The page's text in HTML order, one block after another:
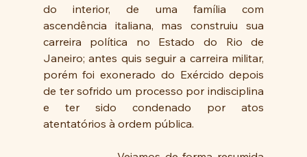
do interior, de uma família com
ascendência italiana, mas construiu sua
carreira política no Estado do Rio de
Janeiro; antes quis seguir a carreira militar,
porém foi exonerado do Exércido depois
de ter sofrido um processo por indisciplina
e ter sido condenado por atos
atentatórios à ordem pública.